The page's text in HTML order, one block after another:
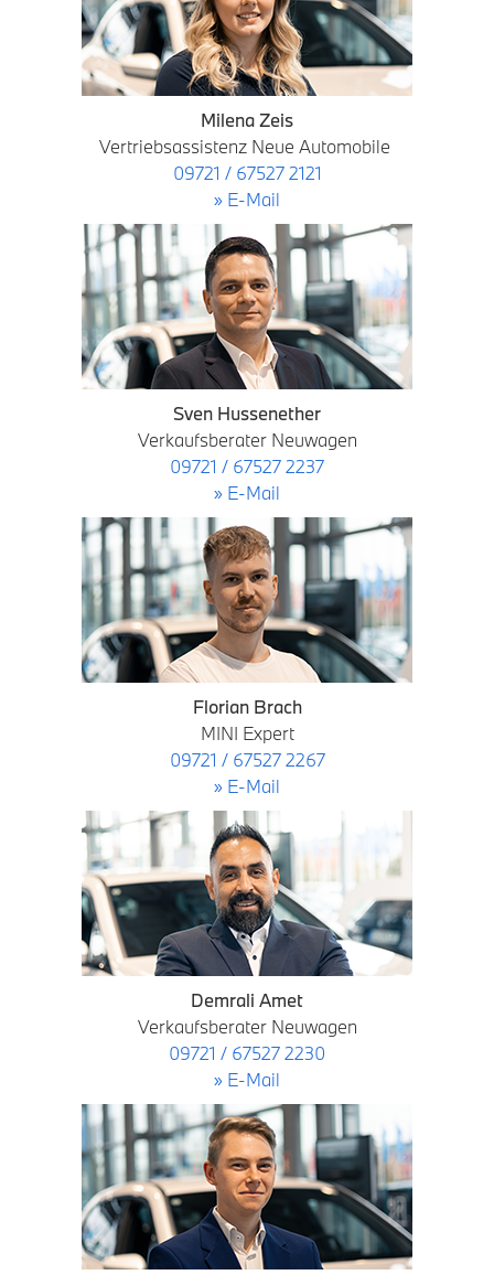
Milena Zeis
Vertriebsassistenz Neue Automobile
09721 / 67527 2121
» E-Mail
Sven Hussenether
Verkaufsberater Neuwagen
09721 / 67527 2237
» E-Mail
Florian Brach
MINI Expert
09721 / 67527 2267
» E-Mail
Demrali Amet
Verkaufsberater Neuwagen
09721 / 67527 2230
» E-Mail